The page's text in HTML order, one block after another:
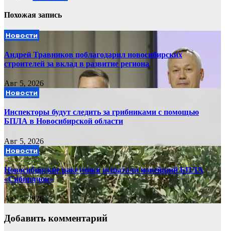
Похожая запись
Новости
Андрей Травников поблагодарил новосибирских
строителей за вклад в развитие региона
Авг 5, 2026
Новости
Инспекторы будут следить за грибниками с помощью
БПЛА в Новосибирской области
Авг 5, 2026
Новости
Новосибирские ракетчики испытали новейший БПЛА
«Сибирячок»
Авг 5, 2026
Добавить комментарий